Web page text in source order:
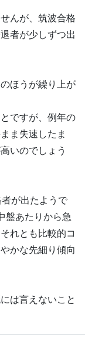
んが、筑波合格
者が少しずつ出
ほうが繰り上が
ですが、例年の
ま失速したま
いのでしょう
が出たようで
盤あたりから急
れとも比較的コ
かな先細り傾向
は言えないこと